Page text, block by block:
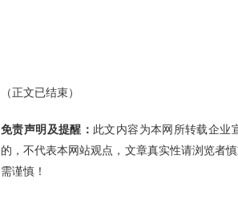
（正文已结束）
免责声明及提醒： 此文内容为本网所转载企业
的，不代表本网站观点，文章真实性请浏览者
需谨慎！